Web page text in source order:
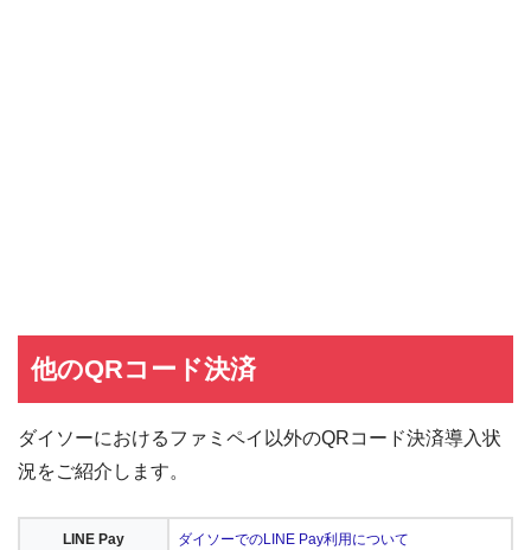
他のQRコード決済
ダイソーにおけるファミペイ以外のQRコード決済導入状
況をご紹介します。
LINE Pay ダイソーでのLINE Pay利用について